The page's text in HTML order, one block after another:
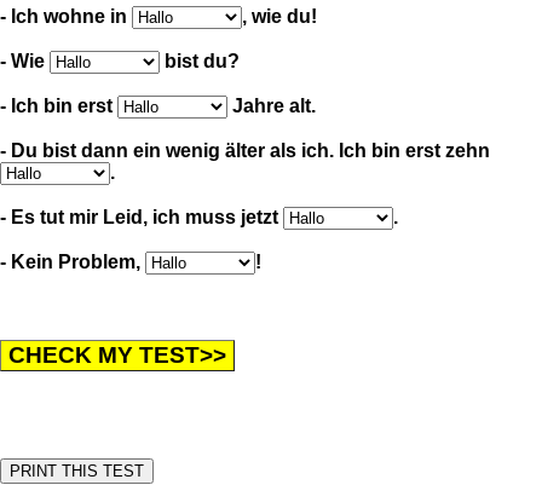
- Ich wohne in , wie du!
- Wie bist du?
- Ich bin erst Jahre alt.
- Du bist dann ein wenig älter als ich. Ich bin erst zehn
.
- Es tut mir Leid, ich muss jetzt .
- Kein Problem, !